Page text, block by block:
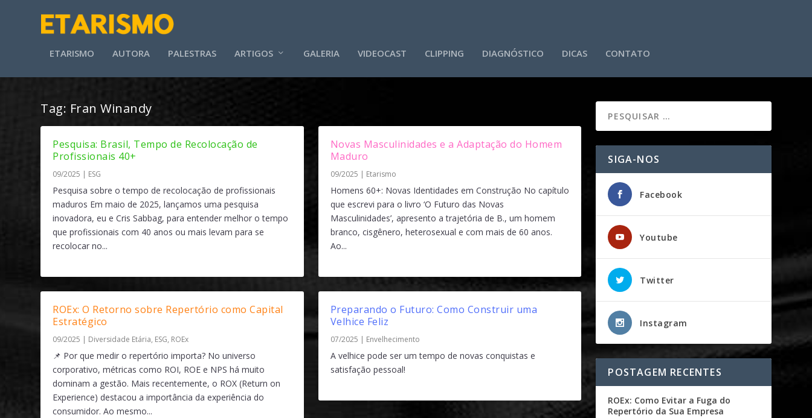
ETARISMO AUTORA PALESTRAS ARTIGOS GALERIA VIDEOCAST CLIPPING DIAGNÓSTICO DICAS CONTATO
Tag: Fran Winandy
Pesquisa: Brasil, Tempo de Recolocação de
Profissionais 40+
09/2025 ESG
Pesquisa sobre o tempo de recolocação de profissionais
maduros Em maio de 2025, lançamos uma pesquisa
inovadora, eu e Cris Sabbag, para entender melhor o tempo
que profissionais com 40 anos ou mais levam para se
recolocar no...
ROEx: O Retorno sobre Repertório como Capital
Estratégico
09/2025 Diversidade Etária, ESG, ROEx
📌 Por que medir o repertório importa? No universo
corporativo, métricas como ROI, ROE e NPS há muito
dominam a gestão. Mais recentemente, o ROX (Return on
Experience) destacou a importância da experiência do
consumidor. Ao mesmo...
Novas Masculinidades e a Adaptação do Homem
Maduro
09/2025 Etarismo
Homens 60+: Novas Identidades em Construção No capítulo
que escrevi para o livro ‘O Futuro das Novas
Masculinidades’, apresento a trajetória de B., um homem
branco, cisgênero, heterosexual e com mais de 60 anos.
Ao...
Preparando o Futuro: Como Construir uma
Velhice Feliz
07/2025 Envelhecimento
A velhice pode ser um tempo de novas conquistas e
satisfação pessoal!
SIGA-NOS
Facebook
Youtube
Twitter
Instagram
POSTAGEM RECENTES
ROEx: Como Evitar a Fuga do
Repertório da Sua Empresa